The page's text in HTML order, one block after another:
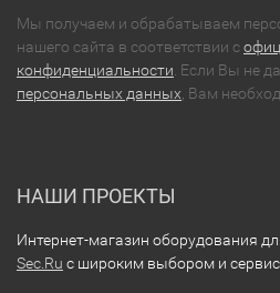
Мы получаем и обрабатываем
нашего сайта в соответствии с
конфиденциальности . Если Вы не
персональных данных , Вам
НАШИ ПРОЕКТЫ
Интернет-магазин оборудования
Sec.Ru с широким выбором и